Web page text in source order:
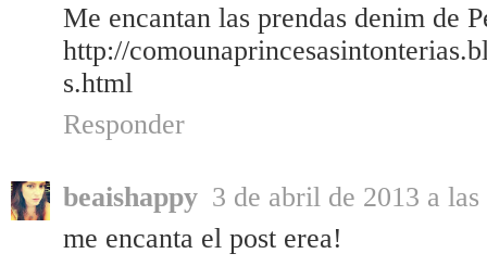
Me encantan las prendas denim de
http://
s.html
Responder
beaishappy 3 de abril de 2013 a las
me encanta el post erea!